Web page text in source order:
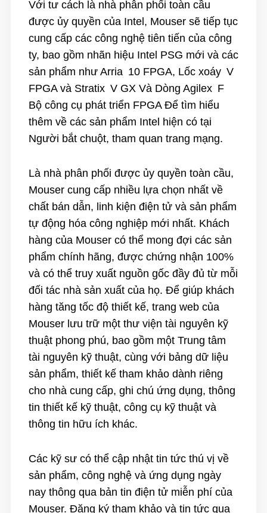
Với tư cách là nhà phân phối toàn cầu
được ủy quyền của Intel, Mouser sẽ tiếp tục
cung cấp các công nghệ tiên tiến của công
ty, bao gồm nhãn hiệu Intel PSG mới và các
sản phẩm như Arria 10FPGA, Lốc xoáy V
FPGA và Stratix V GXVà Dòng Agilex F
Bộ công cụ phát triển FPGA Để tìm hiểu
thêm về các sản phẩm Intel hiện có tại
Người bắt chuột, tham quan trang mạng.
Là nhà phân phối được ủy quyền toàn cầu,
Mouser cung cấp nhiều lựa chọn nhất về
chất bán dẫn, linh kiện điện tử và sản phẩm
tự động hóa công nghiệp mới nhất. Khách
hàng của Mouser có thể mong đợi các sản
phẩm chính hãng, được chứng nhận 100%
và có thể truy xuất nguồn gốc đầy đủ từ mỗi
đối tác nhà sản xuất của họ. Để giúp khách
hàng tăng tốc độ thiết kế, trang web của
Mouser lưu trữ một thư viện tài nguyên kỹ
thuật phong phú, bao gồm một Trung tâm
tài nguyên kỹ thuật, cùng với bảng dữ liệu
sản phẩm, thiết kế tham khảo dành riêng
cho nhà cung cấp, ghi chú ứng dụng, thông
tin thiết kế kỹ thuật, công cụ kỹ thuật và
thông tin hữu ích khác.
Các kỹ sư có thể cập nhật tin tức thú vị về
sản phẩm, công nghệ và ứng dụng ngày
nay thông qua bản tin điện tử miễn phí của
Mouser. Đăng ký tham khảo và tin tức qua